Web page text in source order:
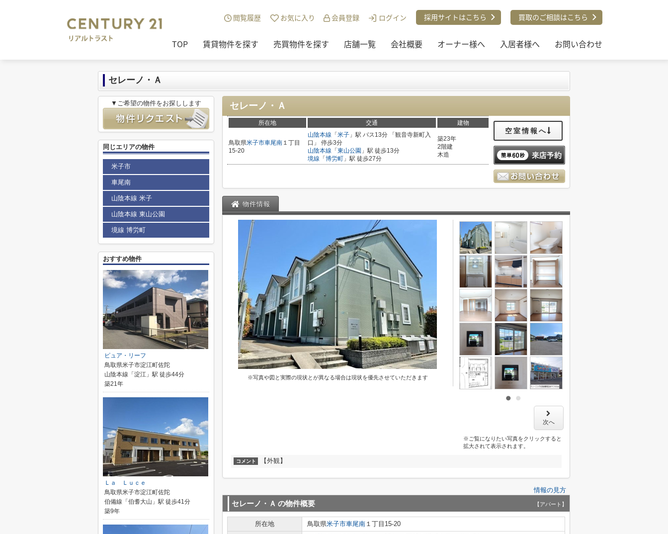
閲覧履歴 お気に入り 会員登録 ログイン 採用サイトはこちら 買取のご相談はこちら
TOP 賃貸物件を探す 売買物件を探す 店舗一覧 会社概要 オーナー様へ 入居者様へ お問い合わせ
セレーノ・Ａ
セレーノ・Ａ
所在地 交通 建物
鳥取県米子市車尾南 １丁目
15-20
山陰本線 「 米子 」駅 バス13分 「観音寺新町入
口」 停歩3分
山陰本線 「 東山公園 」駅 徒歩13分
境線 「 博労町 」駅 徒歩27分
築23年
2階建
木造
空室情報へ
物件情報
※写真や図と実際の現状とが異なる場合は現状を優先させていただきます
次へ
※ご覧になりたい写真をクリックすると
拡大されて表示されます。
コメント 【外観】
情報の見方
セレーノ・Ａ の物件概要 【アパート】
所在地 鳥取県米子市車尾南 １丁目15-20
▼ご希望の物件をお探しします
同じエリアの物件
米子市
車尾南
山陰本線 米子
山陰本線 東山公園
境線 博労町
おすすめ物件
ピュア・リーフ
鳥取県米子市淀江町佐陀
山陰本線「淀江」駅 徒歩44分
築21年
Ｌａ Ｌｕｃｅ
鳥取県米子市淀江町佐陀
伯備線「伯耆大山」駅 徒歩41分
築9年